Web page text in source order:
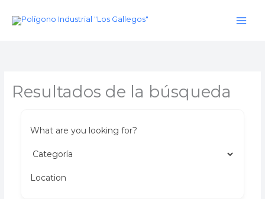
Resultados de la búsqueda
What are you looking for?
Location